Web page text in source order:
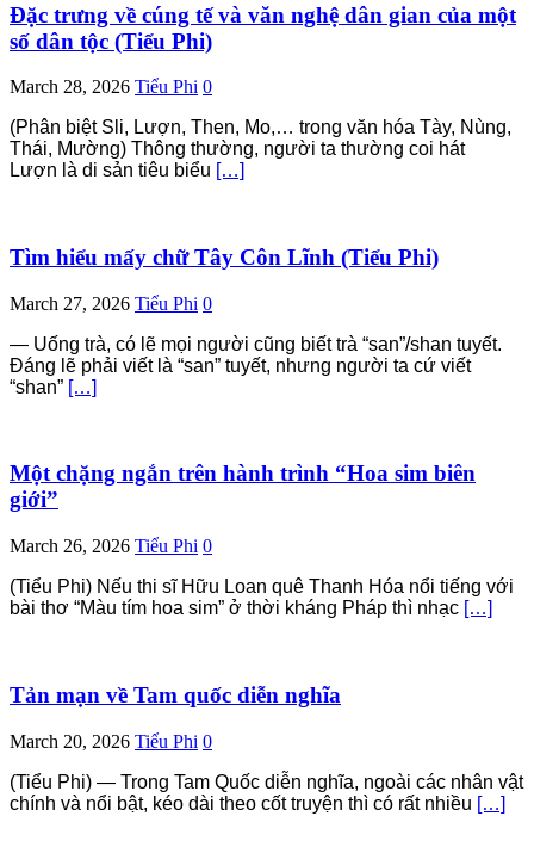
Đặc trưng về cúng tế và văn nghệ dân gian của một
số dân tộc (Tiểu Phi)
March 28, 2026 Tiểu Phi 0
(Phân biệt Sli, Lượn, Then, Mo,… trong văn hóa Tày, Nùng,
Thái, Mường) Thông thường, người ta thường coi hát
Lượn là di sản tiêu biểu […]
Tìm hiểu mấy chữ Tây Côn Lĩnh (Tiểu Phi)
March 27, 2026 Tiểu Phi 0
— Uống trà, có lẽ mọi người cũng biết trà “san”/shan tuyết.
Đáng lẽ phải viết là “san” tuyết, nhưng người ta cứ viết
“shan” […]
Một chặng ngắn trên hành trình “Hoa sim biên
giới”
March 26, 2026 Tiểu Phi 0
(Tiểu Phi) Nếu thi sĩ Hữu Loan quê Thanh Hóa nổi tiếng với
bài thơ “Màu tím hoa sim” ở thời kháng Pháp thì nhạc […]
Tản mạn về Tam quốc diễn nghĩa
March 20, 2026 Tiểu Phi 0
(Tiểu Phi) — Trong Tam Quốc diễn nghĩa, ngoài các nhân vật
chính và nổi bật, kéo dài theo cốt truyện thì có rất nhiều […]